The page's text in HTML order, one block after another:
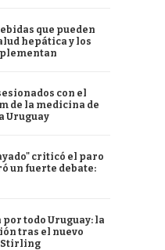
que pueden
hepática y los
con el
de la medicina de
Uruguay
criticó el paro
un fuerte debate:
todo Uruguay: la
tras el nuevo
Stirling